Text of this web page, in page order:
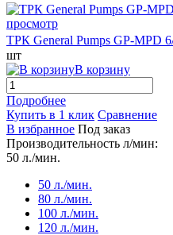
просмотр
ТРК General Pumps GP-MPD
шт
В корзину
Подробнее
Купить в 1 клик Сравнение
В избранное Под заказ
Производительность л/мин:
50 л./мин.
50 л./мин.
80 л./мин.
100 л./мин.
120 л./мин.